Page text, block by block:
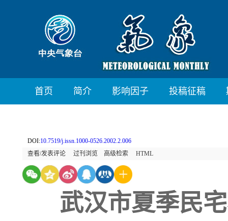
首页 简介 影响因子 投稿征稿
DOI:10.7519/j.issn.1000-0526.2002.2.006
查看/发表评论
过刊浏览 高级检索 HTML
武汉市夏季民